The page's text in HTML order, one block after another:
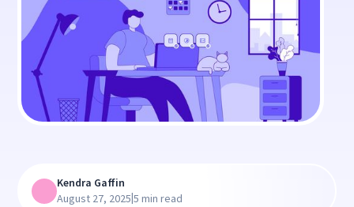
Kendra Gaffin
August 27, 2025|5 min read